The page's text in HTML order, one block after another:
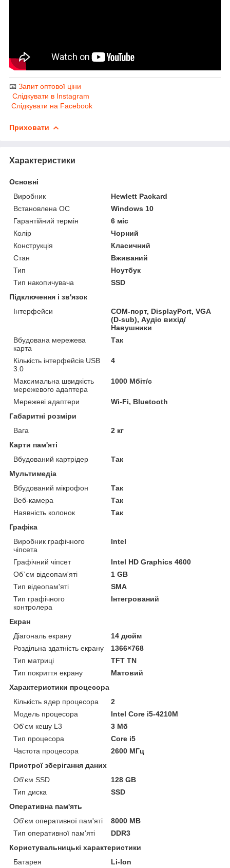
📧 Запит оптової ціни
Слідкувати в Instagram
Слідкувати на Facebook
Приховати
Характеристики
Основні
Виробник
Hewlett Packard
Встановлена ОС
Windows 10
Гарантійний термін
6 міс
Колір
Чорний
Конструкція
Класичний
Стан
Вживаний
Тип
Ноутбук
Тип накопичувача
SSD
Підключення і зв'язок
Інтерфейси
COM-порт, DisplayPort, VGA
(D-sub), Аудіо вихід/
Навушники
Вбудована мережева
карта
Так
Кількість інтерфейсів USB
3.0
4
Максимальна швидкість
мережевого адаптера
1000 Мбіт/с
Мережеві адаптери
Wi-Fi, Bluetooth
Габаритні розміри
Вага
2 кг
Карти пам'яті
Вбудований картрідер
Так
Мультимедіа
Вбудований мікрофон
Так
Веб-камера
Так
Наявність колонок
Так
Графіка
Виробник графічного
чіпсета
Intel
Графічний чіпсет
Intel HD Graphics 4600
Об`єм відеопам'яті
1 GB
Тип відеопам'яті
SMA
Тип графічного
контролера
Інтегрований
Екран
Діагональ екрану
14 дюйм
Роздільна здатність екрану
1366×768
Тип матриці
TFT TN
Тип покриття екрану
Матовий
Характеристики процесора
Кількість ядер процесора
2
Модель процесора
Intel Core i5-4210M
Об'єм кешу L3
3 Мб
Тип процесора
Core i5
Частота процесора
2600 МГц
Пристрої зберігання даних
Об'єм SSD
128 GB
Тип диска
SSD
Оперативна пам'ять
Об'єм оперативної пам'яті
8000 MB
Тип оперативної пам'яті
DDR3
Користувальницькі характеристики
Батарея
Li-Ion